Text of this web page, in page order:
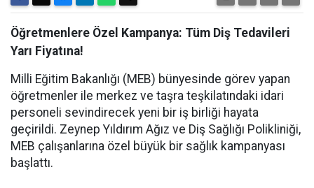
Öğretmenlere Özel Kampanya: Tüm Diş Tedavileri
Yarı Fiyatına!
Milli Eğitim Bakanlığı (MEB) bünyesinde görev yapan
öğretmenler ile merkez ve taşra teşkilatındaki idari
personeli sevindirecek yeni bir iş birliği hayata
geçirildi. Zeynep Yıldırım Ağız ve Diş Sağlığı Polikliniği,
MEB çalışanlarına özel büyük bir sağlık kampanyası
başlattı.